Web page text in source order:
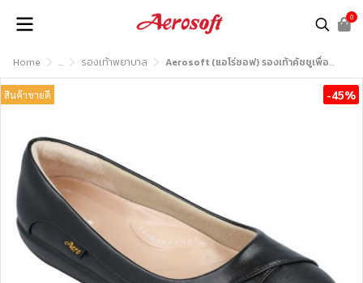
0
Home ... รองเท้าพยาบาล Aerosoft (แอโร่ซอฟ) รองเท้าคัชชูเพื่อสุขภาพ รุ่น Healthy B1 (NW9191)
สินค้าขายดี -45%